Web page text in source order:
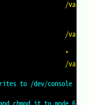
/va
/va
*
/va
to /dev/console
chmod it to mode 6